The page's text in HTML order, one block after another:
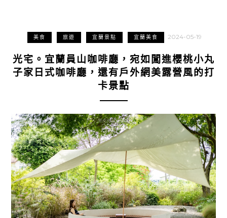
美食 旅遊 宜蘭景點 宜蘭美食 2024-05-19
光宅。宜蘭員山咖啡廳，宛如闖進櫻桃小丸
子家日式咖啡廳，還有戶外網美露營風的打
卡景點